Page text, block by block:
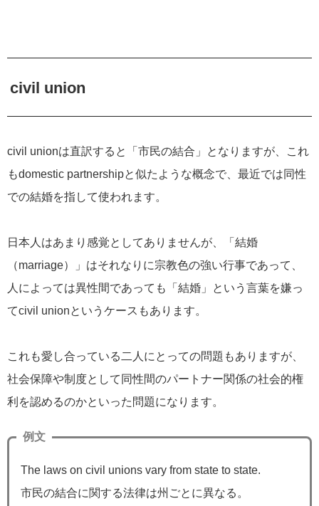
civil union
civil unionは直訳すると「市民の結合」となりますが、これ
もdomestic partnershipと似たような概念で、最近では同性
での結婚を指して使われます。
日本人はあまり感覚としてありませんが、「結婚
（marriage）」はそれなりに宗教色の強い行事であって、
人によっては異性間であっても「結婚」という言葉を嫌っ
てcivil unionというケースもあります。
これも愛し合っている二人にとっての問題もありますが、
社会保障や制度として同性間のパートナー関係の社会的権
利を認めるのかといった問題になります。
例文
The laws on civil unions vary from state to state.
市民の結合に関する法律は州ごとに異なる。